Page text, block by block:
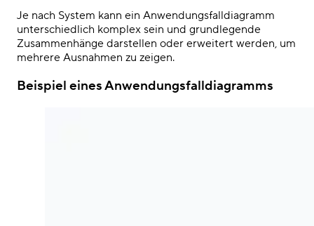
Je nach System kann ein Anwendungsfalldiagramm
unterschiedlich komplex sein und grundlegende
Zusammenhänge darstellen oder erweitert werden, um
mehrere Ausnahmen zu zeigen.
Beispiel eines Anwendungsfalldiagramms